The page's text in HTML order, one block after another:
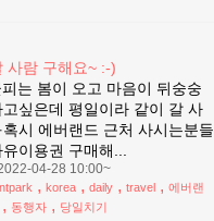
사람 구해요~ :-)
는 봄이 오고 마음이 뒤숭숭
싶은데 평일이라 같이 갈 사
시 에버랜드 근처 사시는분들
이용권 구매해...
04-28 10:00~
,korea ,daily ,travel ,에버랜
, 동행자 , 당일치기